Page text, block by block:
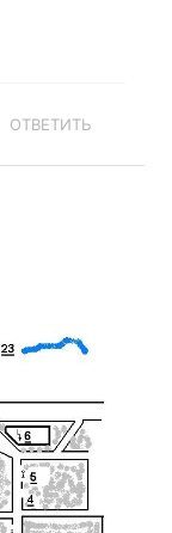
ОТВЕТИТЬ